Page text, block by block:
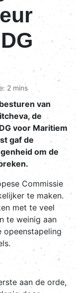
2 mins
van
de
voor Maritiem
gaf de
om de
Commissie
te maken.
met te veel
te weinig aan
opeenstapeling
aan de orde,